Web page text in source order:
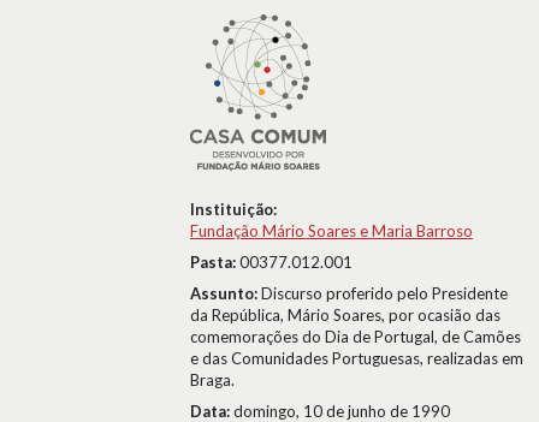
Instituição:
Fundação Mário Soares e Maria Barroso
Pasta:00377.012.001
Assunto:Discurso proferido pelo Presidente
da República, Mário Soares, por ocasião das
comemorações do Dia de Portugal, de Camões
e das Comunidades Portuguesas, realizadas em
Braga.
Data:domingo, 10 de junho de 1990